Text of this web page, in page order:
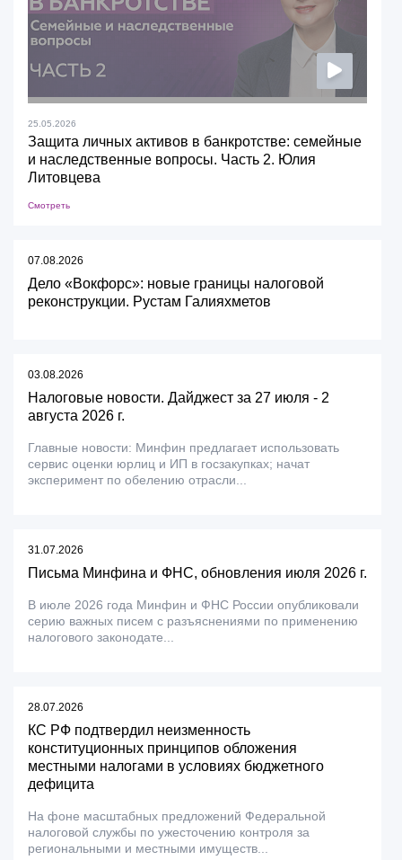
25.05.2026
Защита личных активов в банкротстве: семейные
и наследственные вопросы. Часть 2. Юлия
Литовцева
Смотреть
07.08.2026
Дело «Вокфорс»: новые границы налоговой
реконструкции. Рустам Галияхметов
03.08.2026
Налоговые новости. Дайджест за 27 июля - 2
августа 2026 г.
Главные новости: Минфин предлагает использовать
сервис оценки юрлиц и ИП в госзакупках; начат
эксперимент по обелению отрасли...
31.07.2026
Письма Минфина и ФНС, обновления июля 2026 г.
В июле 2026 года Минфин и ФНС России опубликовали
серию важных писем с разъяснениями по применению
налогового законодате...
28.07.2026
КС РФ подтвердил неизменность
конституционных принципов обложения
местными налогами в условиях бюджетного
дефицита
На фоне масштабных предложений Федеральной
налоговой службы по ужесточению контроля за
региональными и местными имуществ...